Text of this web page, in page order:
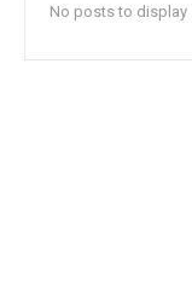
No posts to display